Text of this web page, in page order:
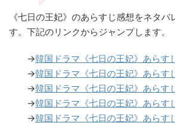
《七日の王妃》のあらすじ感想をネタバ
す。下記のリンクからジャンプします。
→韓国ドラマ《七日の王妃》あらす
→韓国ドラマ《七日の王妃》あらす
→韓国ドラマ《七日の王妃》あらす
→韓国ドラマ《七日の王妃》あらす
→韓国ドラマ《七日の王妃》あらす